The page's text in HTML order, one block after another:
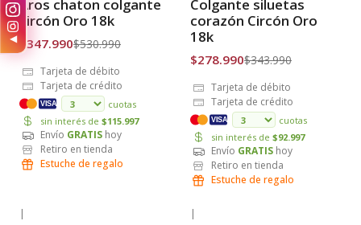
Envío Gratis
Aros chaton colgante
circón Oro 18k
$347.990$530.990
Tarjeta de débito
Tarjeta de crédito
VISA
cuotas
sin interés de $115.997
Envío GRATIS hoy
Retiro en tienda
Estuche de regalo
Envío Gratis
Colgante siluetas
corazón Circón Oro
18k
$278.990$343.990
Tarjeta de débito
Tarjeta de crédito
VISA
cuotas
sin interés de $92.997
Envío GRATIS hoy
Retiro en tienda
Estuche de regalo
| |
◀